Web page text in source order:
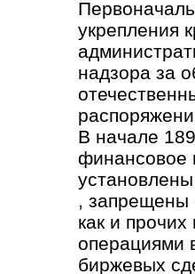
укрепления
надзора за
В начале
финансовое
, запрещены
как и
операциями
биржевых